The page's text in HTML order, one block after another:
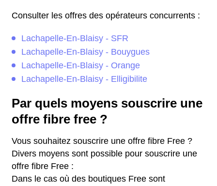
Consulter les offres des opérateurs concurrents :
Lachapelle-En-Blaisy - SFR
Lachapelle-En-Blaisy - Bouygues
Lachapelle-En-Blaisy - Orange
Lachapelle-En-Blaisy - Elligibilite
Par quels moyens souscrire une
offre fibre free ?
Vous souhaitez souscrire une offre fibre Free ?
Divers moyens sont possible pour souscrire une
offre fibre Free :
Dans le cas où des boutiques Free sont